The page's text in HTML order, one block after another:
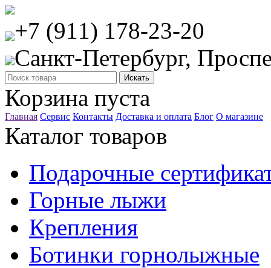
+7 (911) 178-23-20
Санкт-Петербург,
Корзина пуста
Главная Сервис Контакты Доставка и оплата Блог О магазине
Каталог товаров
Подарочные
Горные лыжи
Крепления
Ботинки горнолыжные